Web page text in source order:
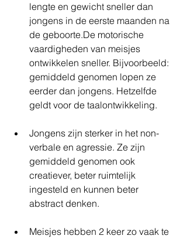
lengte en gewicht sneller dan
jongens in de eerste maanden na
de geboorte.De motorische
vaardigheden van meisjes
ontwikkelen sneller. Bijvoorbeeld:
gemiddeld genomen lopen ze
eerder dan jongens. Hetzelfde
geldt voor de taalontwikkeling.
Jongens zijn sterker in het non-
verbale en agressie. Ze zijn
gemiddeld genomen ook
creatiever, beter ruimtelijk
ingesteld en kunnen beter
abstract denken.
Meisjes hebben 2 keer zo vaak te